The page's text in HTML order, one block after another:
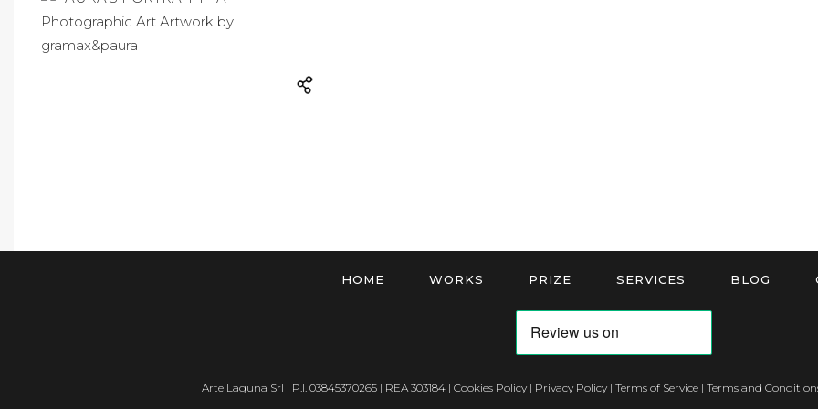
HOME WORKS PRIZE SERVICES BLOG
Arte Laguna Srl | P.I. 03845370265 | REA 303184 | Cookies Policy| Privacy Policy| Terms of Service| Terms and